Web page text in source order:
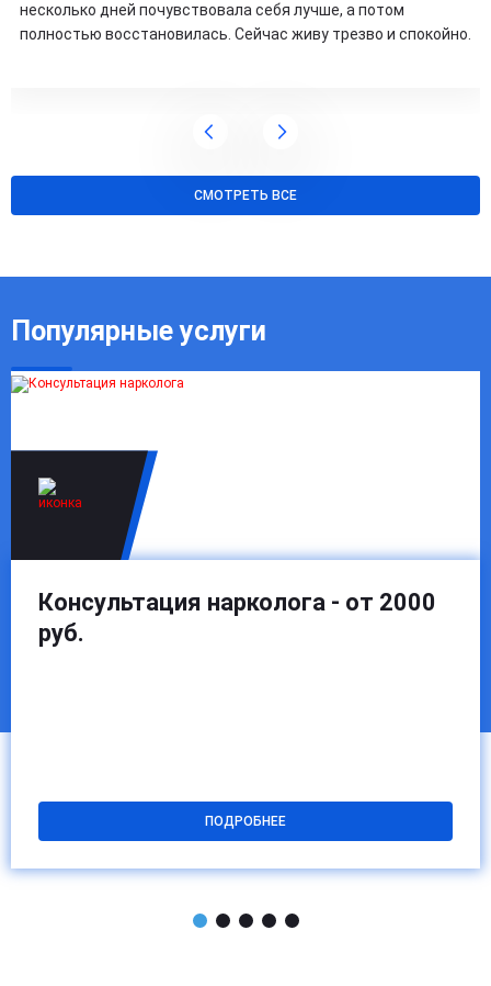
несколько дней почувствовала себя лучше, а потом
полностью восстановилась. Сейчас живу трезво и спокойно.
СМОТРЕТЬ ВСЕ
Популярные услуги
Консультация нарколога - от 2000
руб.
ПОДРОБНЕЕ